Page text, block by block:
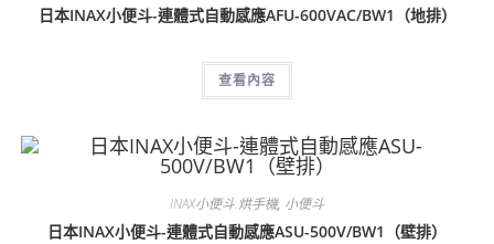
日本INAX小便斗-連體式自動感應AFU-600VAC/BW1（地排）
查看內容
INAX小便斗.烘手機, 小便斗
日本INAX小便斗-連體式自動感應ASU-500V/BW1（壁排）